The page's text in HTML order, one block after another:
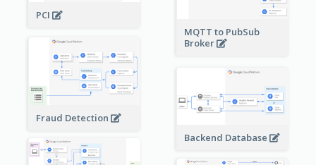
PCI
MQTT to PubSub
Broker
Fraud Detection
Backend Database